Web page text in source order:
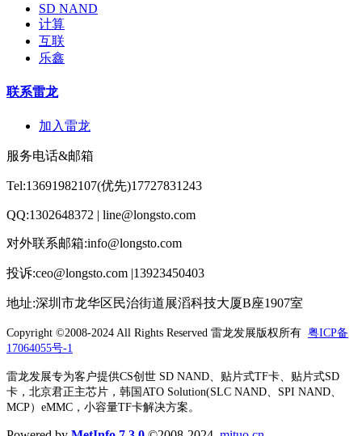
SD NAND
计算
互联
乐鑫
联系雷龙
加入雷龙
服务电话&邮箱
Tel:13691982107(优先)17727831243
QQ:1302648372 | line@longsto.com
对外联系邮箱:info@longsto.com
投诉:ceo@longsto.com |13923450403
地址:深圳市龙华区民治街道展滔科技大厦B座1907室
Copyright ©2008-2024 All Rights Reserved 雷龙发展版权所有 粤ICP备
17064055号-1
雷龙发展专为客户提供CS创世 SD NAND、贴片式TF卡、贴片式SD
卡，北京君正主芯片，韩国ATO Solution(SLC NAND、SPI NAND、
MCP）eMMC，小容量TF卡解决方案。